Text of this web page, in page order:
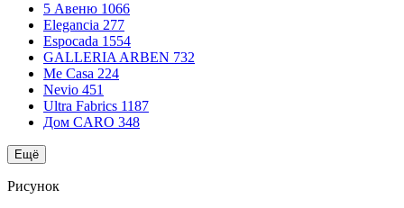
5 Авеню 1066
Elegancia 277
Espocada 1554
GALLERIA ARBEN 732
Me Casa 224
Nevio 451
Ultra Fabrics 1187
Дом CARO 348
Ещё
Рисунок